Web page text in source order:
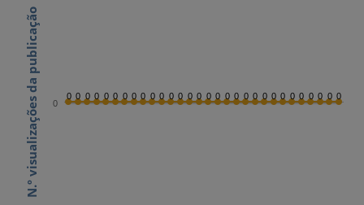
N.º visualizações da publicação 0 0 0 0 0 0 0 0 0 0 0 0 0 0 0 0 0 0 0 0 0 0 0 0 0 0 0 0 0 0
0